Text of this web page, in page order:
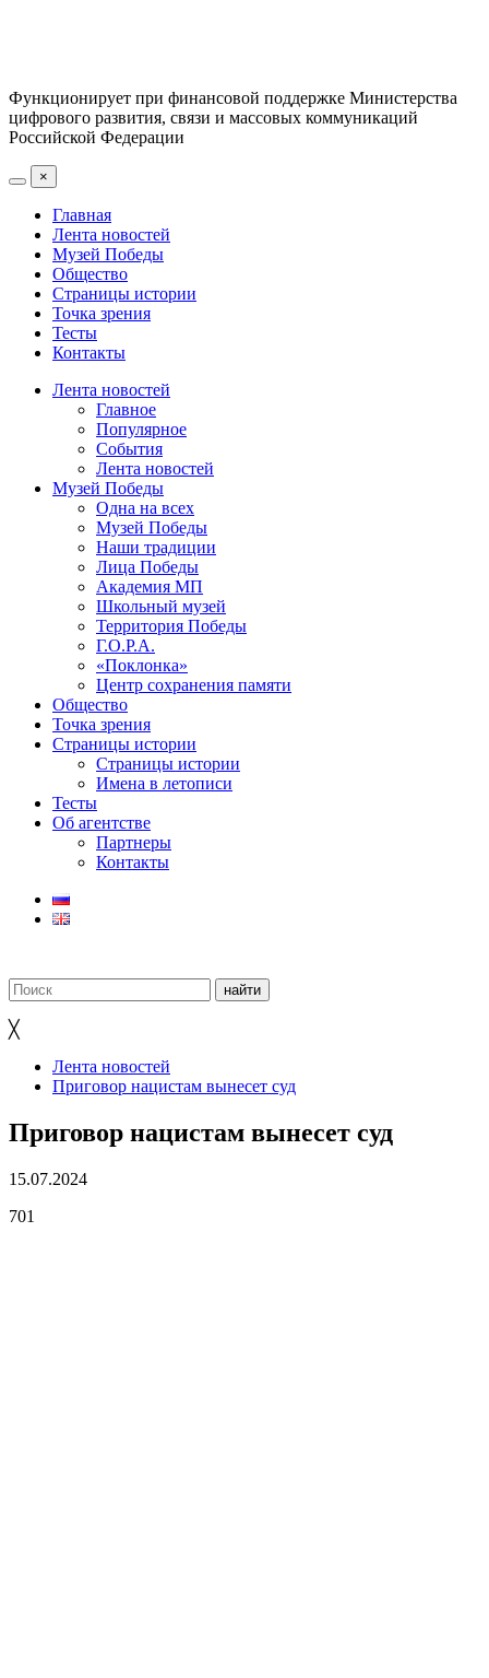
Функционирует при финансовой поддержке Министерства
цифрового развития, связи и массовых коммуникаций
Российской Федерации
×
Главная
Лента новостей
Музей Победы
Общество
Страницы истории
Точка зрения
Тесты
Контакты
Лента новостей
Главное
Популярное
События
Лента новостей
Музей Победы
Одна на всех
Музей Победы
Наши традиции
Лица Победы
Академия МП
Школьный музей
Территория Победы
Г.О.Р.А.
«Поклонка»
Центр сохранения памяти
Общество
Точка зрения
Страницы истории
Страницы истории
Имена в летописи
Тесты
Об агентстве
Партнеры
Контакты
╳
Лента новостей
Приговор нацистам вынесет суд
Приговор нацистам вынесет суд
15.07.2024
701